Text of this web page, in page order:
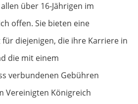
über 16-Jährigen im
offen. Sie bieten eine
diejenigen, die ihre Karriere in
die mit einem
verbundenen Gebühren
Vereinigten Königreich